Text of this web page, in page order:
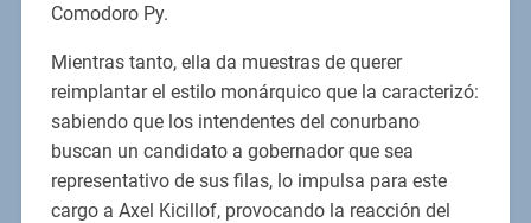
Comodoro Py.
Mientras tanto, ella da muestras de querer
reimplantar el estilo monárquico que la caracterizó:
sabiendo que los intendentes del conurbano
buscan un candidato a gobernador que sea
representativo de sus filas, lo impulsa para este
cargo a Axel Kicillof, provocando la reacción del